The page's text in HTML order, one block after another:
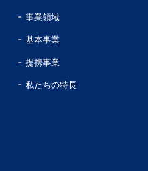
事業領域
基本事業
提携事業
私たちの特長